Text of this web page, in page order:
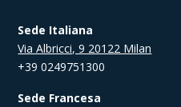
Sede Italiana
Via Albricci, 9 20122 Milan
+39 0249751300
Sede Francesa